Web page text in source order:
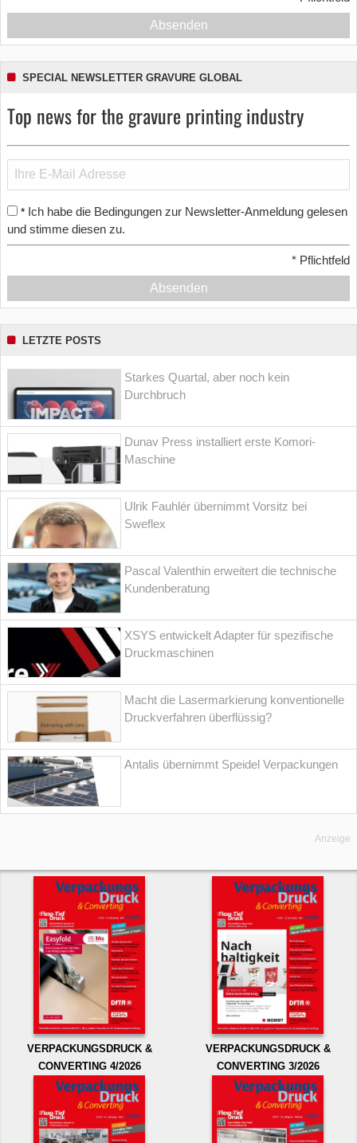
Absenden
SPECIAL NEWSLETTER GRAVURE GLOBAL
Top news for the gravure printing industry
* Ich habe die Bedingungen zur Newsletter-Anmeldung gelesen
und stimme diesen zu.
* Pflichtfeld
Absenden
LETZTE POSTS
Starkes Quartal, aber noch kein
Durchbruch
Dunav Press installiert erste Komori-
Maschine
Ulrik Fauhlér übernimmt Vorsitz bei
Sweflex
Pascal Valenthin erweitert die technische
Kundenberatung
XSYS entwickelt Adapter für spezifische
Druckmaschinen
Macht die Lasermarkierung konventionelle
Druckverfahren überflüssig?
Antalis übernimmt Speidel Verpackungen
Anzeige
VERPACKUNGSDRUCK &
CONVERTING 4/2026
VERPACKUNGSDRUCK &
CONVERTING 3/2026